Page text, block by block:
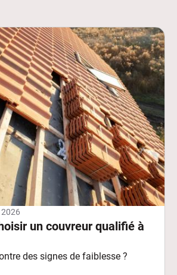
un couvreur qualifié à
des signes de faiblesse ?